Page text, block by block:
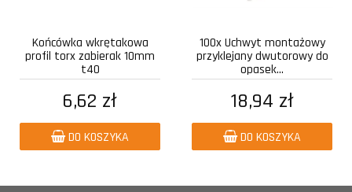
Końcówka wkrętakowa
profil torx zabierak 10mm
t40
6,62 zł
DO KOSZYKA
100x Uchwyt montażowy
przyklejany dwutorowy do
opasek...
18,94 zł
DO KOSZYKA